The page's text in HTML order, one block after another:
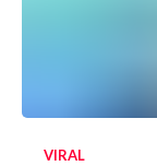
VIRAL